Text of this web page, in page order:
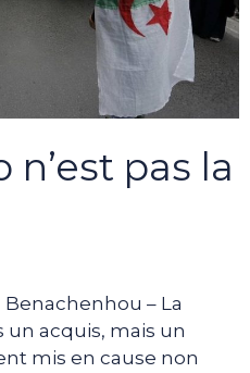
pas la
– La
un acquis, mais un
mis en cause non